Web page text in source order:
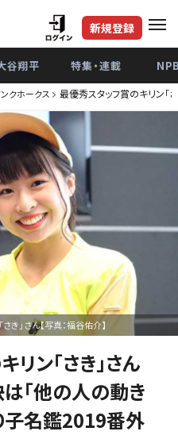
新規登録
谷翔平 特集・連載
クホークス 最優秀スタッフ賞のキリン
き」さん【写真：福谷佑介】
リン「さき」さん
「他の人の動き
名鑑2019番外